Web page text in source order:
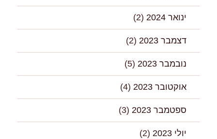
ינואר 2024 (2)
דצמבר 2023 (2)
נובמבר 2023 (5)
אוקטובר 2023 (4)
ספטמבר 2023 (3)
יולי 2023 (2)